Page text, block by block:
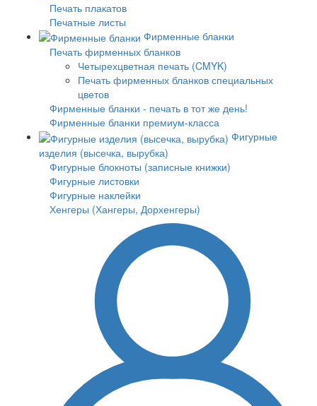
Печать плакатов
Печатные листы
Фирменные бланки
Печать фирменных бланков
Четырехцветная печать (CMYK)
Печать фирменных бланков специальных
цветов
Фирменные бланки - печать в тот же день!
Фирменные бланки премиум-класса
Фигурные
изделия (высечка, вырубка)
Фигурные блокноты (записные книжки)
Фигурные листовки
Фигурные наклейки
Хенгеры (Хангеры, Дорхенгеры)